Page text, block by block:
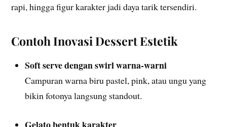
rapi, hingga figur karakter jadi daya tarik tersendiri.
Contoh Inovasi Dessert Estetik
Soft serve dengan swirl warna-warni
Campuran warna biru pastel, pink, atau ungu yang
bikin fotonya langsung standout.